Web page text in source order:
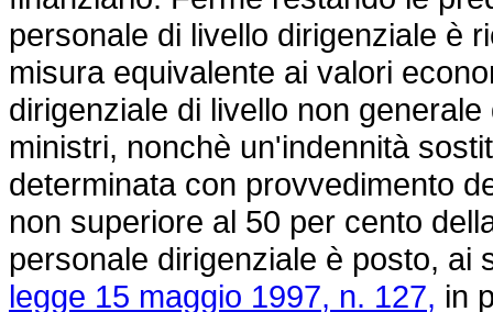
personale di livello dirigenziale è
misura equivalente ai valori
dirigenziale di livello non
ministri, nonchè un'indennità
determinata con provvedimento
non superiore al 50 per cento
personale dirigenziale è posto, ai
legge 15 maggio 1997, n. 127, in